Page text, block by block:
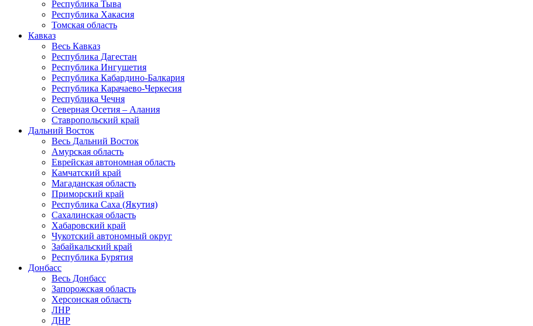
Республика Тыва
Республика Хакасия
Томская область
Кавказ
Весь Кавказ
Республика Дагестан
Республика Ингушетия
Республика Кабардино-Балкария
Республика Карачаево-Черкесия
Республика Чечня
Северная Осетия – Алания
Ставропольский край
Дальний Восток
Весь Дальний Восток
Амурская область
Еврейская автономная область
Камчатский край
Магаданская область
Приморский край
Республика Саха (Якутия)
Сахалинская область
Хабаровский край
Чукотский автономный округ
Забайкальский край
Республика Бурятия
Донбасс
Весь Донбасс
Запорожская область
Херсонская область
ЛНР
ДНР